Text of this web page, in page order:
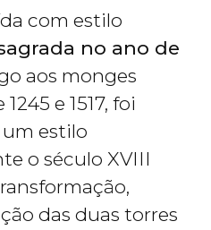
com estilo
no ano de
aos monges
e 1517, foi
estilo
o século XVIII
das duas torres